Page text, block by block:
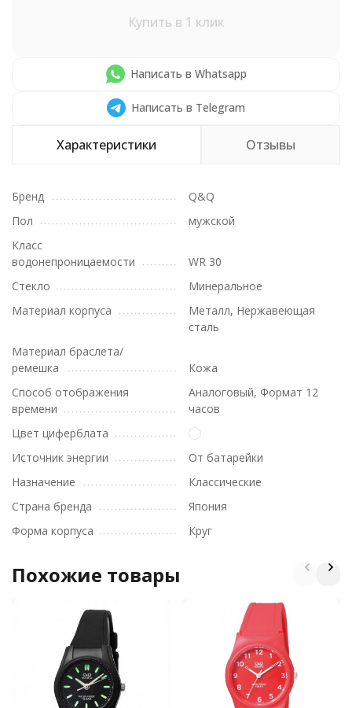
Купить в 1 клик
Написать в Whatsapp
Написать в Telegram
Характеристики Отзывы
Бренд
Q&Q
Пол
мужской
Класс
водонепроницаемости
WR 30
Стекло
Минеральное
Материал корпуса
Металл, Нержавеющая
сталь
Материал браслета/
ремешка
Кожа
Способ отображения
времени
Аналоговый, Формат 12
часов
Цвет циферблата
Источник энергии
От батарейки
Назначение
Классические
Страна бренда
Япония
Форма корпуса
Круг
Похожие товары